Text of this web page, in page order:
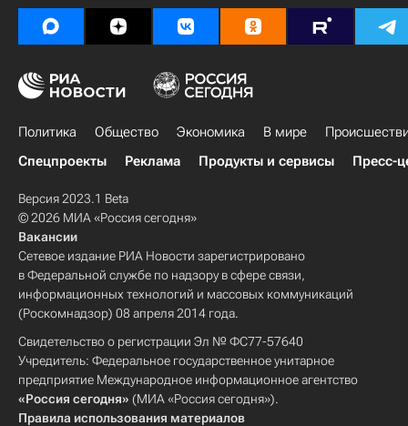
Политика Общество Экономика В мире
Спецпроекты
Реклама Продукты и сервисы Пресс-
Версия 2023.1 Beta
© 2026 МИА «Россия сегодня»
Вакансии
Сетевое издание РИА Новости зарегистрировано
в Федеральной службе по надзору в сфере связи,
информационных технологий и массовых коммуникаций
(Роскомнадзор) 08 апреля 2014 года.
Свидетельство о регистрации Эл № ФС77-57640
Учредитель: Федеральное государственное унитарное
предприятие Международное информационное агентство
«Россия сегодня» (МИА «Россия сегодня»).
Правила использования материалов